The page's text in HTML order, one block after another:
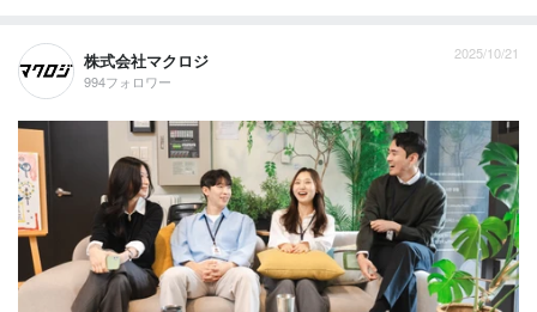
株式会社マクロジ
994フォロワー
2025/10/21